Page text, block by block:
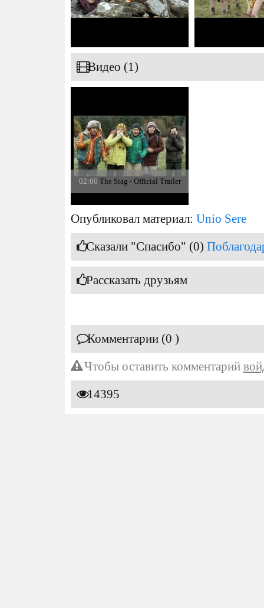
Видео (1)
02:00 The Stag - Official Trailer
Опубликовал материал: Unio Sere
Сказали "Спасибо" (0)
Рассказать друзьям
Комментарии (0 )
Чтобы оставить комментарий
14395